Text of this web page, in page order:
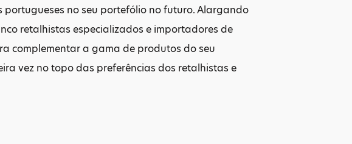
no seu portefólio no futuro. Alargando
retalhistas especializados e importadores de
complementar a gama de produtos do seu
vez no topo das preferências dos retalhistas e